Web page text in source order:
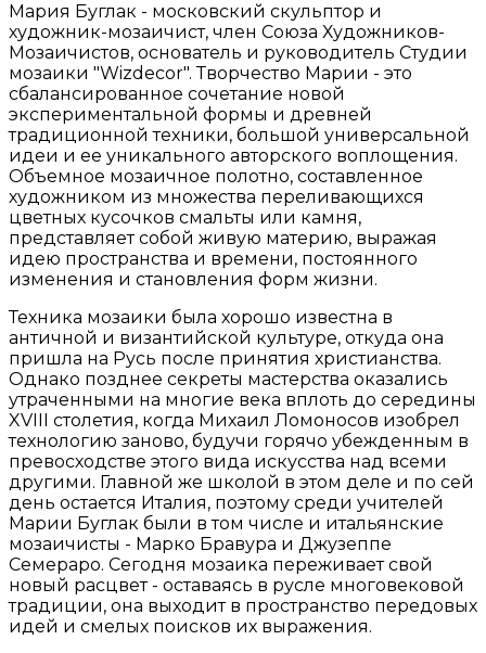
Мария Буглак - московский скульптор и
художник-мозаичист, член Союза Художников-
Мозаичистов, основатель и руководитель Студии
мозаики "Wizdecor". Творчество Марии - это
сбалансированное сочетание новой
экспериментальной формы и древней
традиционной техники, большой универсальной
идеи и ее уникального авторского воплощения.
Объемное мозаичное полотно, составленное
художником из множества переливающихся
цветных кусочков смальты или камня,
представляет собой живую материю, выражая
идею пространства и времени, постоянного
изменения и становления форм жизни.
Техника мозаики была хорошо известна в
античной и византийской культуре, откуда она
пришла на Русь после принятия христианства.
Однако позднее секреты мастерства оказались
утраченными на многие века вплоть до середины
XVIII столетия, когда Михаил Ломоносов изобрел
технологию заново, будучи горячо убежденным в
превосходстве этого вида искусства над всеми
другими. Главной же школой в этом деле и по сей
день остается Италия, поэтому среди учителей
Марии Буглак были в том числе и итальянские
мозаичисты - Марко Бравура и Джузеппе
Семераро. Сегодня мозаика переживает свой
новый расцвет - оставаясь в русле многовековой
традиции, она выходит в пространство передовых
идей и смелых поисков их выражения.